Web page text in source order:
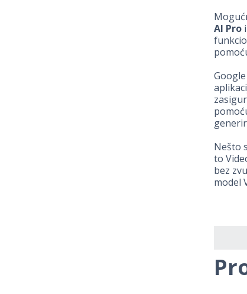
AI Proi
Nešto
to
bez
model